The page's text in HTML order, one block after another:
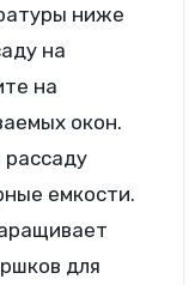
ниже
на
на
окон.
емкости.
для